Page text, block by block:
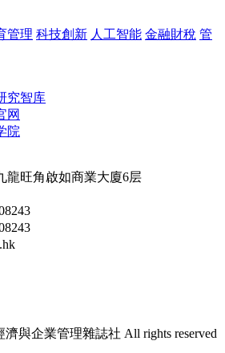
管理 科技創新 人工智能 金融財稅 管
龍旺角啟如商業大廈6层
與企業管理雜誌社 All rights reserved